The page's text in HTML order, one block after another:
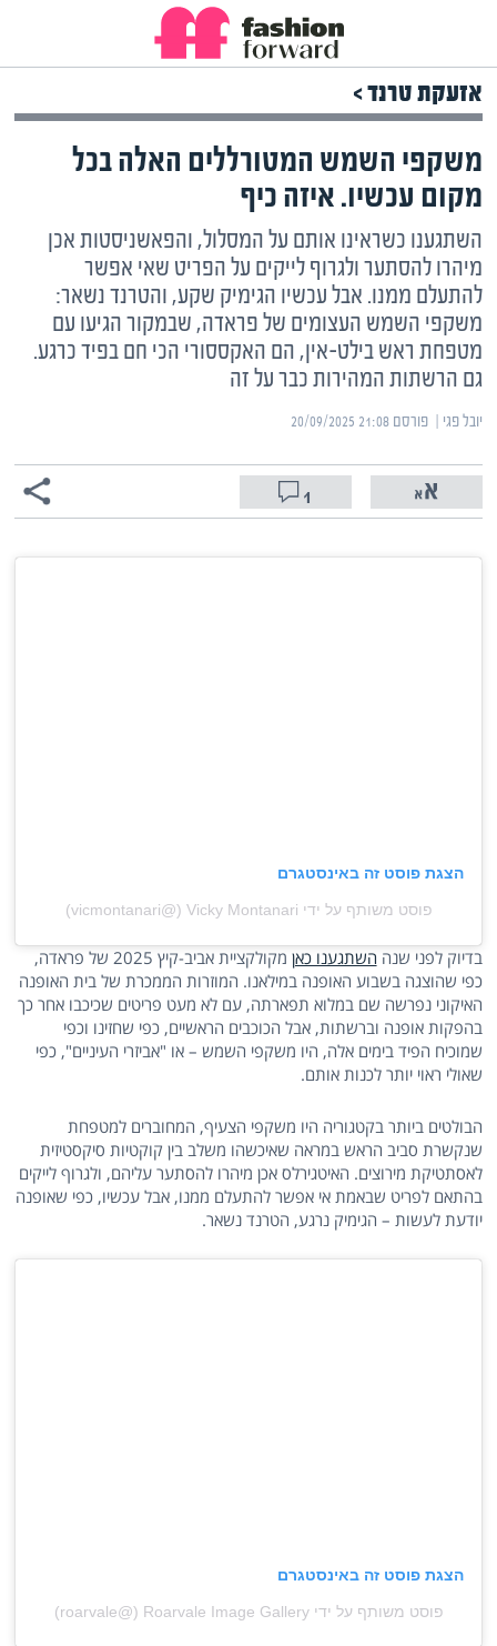
אזעקת טרנד >
משקפי השמש המטורללים האלה בכל
מקום עכשיו. איזה כיף
השתגענו כשראינו אותם על המסלול, והפאשניסטות אכן
מיהרו להסתער ולגרוף לייקים על הפריט שאי אפשר
להתעלם ממנו. אבל עכשיו הגימיק שקע, והטרנד נשאר:
משקפי השמש העצומים של פראדה, שבמקור הגיעו עם
מטפחת ראש בילט-אין, הם האקססורי הכי חם בפיד כרגע.
גם הרשתות המהירות כבר על זה
יובל פגי | ‏פורסם ‎20/09/2025 21:08
1
הצגת פוסט זה באינסטגרם
פוסט משותף על ידי ‏‎Vicky Montanari‎‏ (@‏‎vicmontanari‎‏)
בדיוק לפני שנה השתגענו כאן
מקולקציית אביב-קיץ 2025 של פראדה,
כפי שהוצגה בשבוע האופנה במילאנו. המוזרות הממכרת של בית האופנה
האיקוני נפרשה שם במלוא תפארתה, עם לא מעט פריטים שכיכבו אחר כך
בהפקות אופנה וברשתות, אבל הכוכבים הראשיים, כפי שחזינו וכפי
שמוכיח הפיד בימים אלה, היו משקפי השמש – או "אביזרי העיניים", כפי
שאולי ראוי יותר לכנות אותם.
הבולטים ביותר בקטגוריה היו משקפי הצעיף, המחוברים למטפחת
שנקשרת סביב הראש במראה שאיכשהו משלב בין קוקטיות סיקסטיזית
לאסתטיקת מירוצים. האיטגירלס אכן מיהרו להסתער עליהם, ולגרוף לייקים
בהתאם לפריט שבאמת אי אפשר להתעלם ממנו, אבל עכשיו, כפי שאופנה
יודעת לעשות – הגימיק נרגע, הטרנד נשאר.
הצגת פוסט זה באינסטגרם
פוסט משותף על ידי ‏‎Roarvale Image Gallery‎‏ (@‏‎roarvale‎‏)